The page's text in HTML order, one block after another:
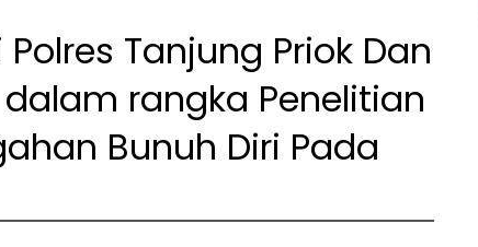
Tanjung Priok Dan
rangka Penelitian
Bunuh Diri Pada